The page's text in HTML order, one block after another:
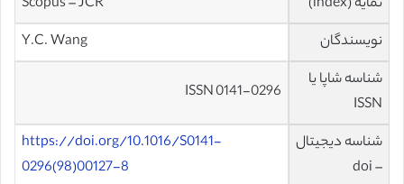
نویسندگان
Y.C. Wang
شناسه شاپا یا
ISSN
ISSN 0141-0296
شناسه دیجیتال
– doi
https://doi.org/10.1016/S0141-
0296(98)00127-8